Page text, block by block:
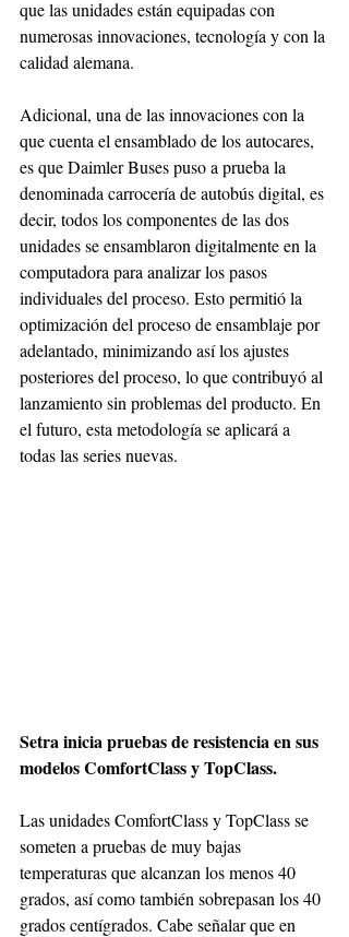
que las unidades están equipadas con
numerosas innovaciones, tecnología y con la
calidad alemana.
Adicional, una de las innovaciones con la
que cuenta el ensamblado de los autocares,
es que Daimler Buses puso a prueba la
denominada carrocería de autobús digital, es
decir, todos los componentes de las dos
unidades se ensamblaron digitalmente en la
computadora para analizar los pasos
individuales del proceso. Esto permitió la
optimización del proceso de ensamblaje por
adelantado, minimizando así los ajustes
posteriores del proceso, lo que contribuyó al
lanzamiento sin problemas del producto. En
el futuro, esta metodología se aplicará a
todas las series nuevas.
Setra inicia pruebas de resistencia en sus
modelos ComfortClass y TopClass.
Las unidades ComfortClass y TopClass se
someten a pruebas de muy bajas
temperaturas que alcanzan los menos 40
grados, así como también sobrepasan los 40
grados centígrados. Cabe señalar que en